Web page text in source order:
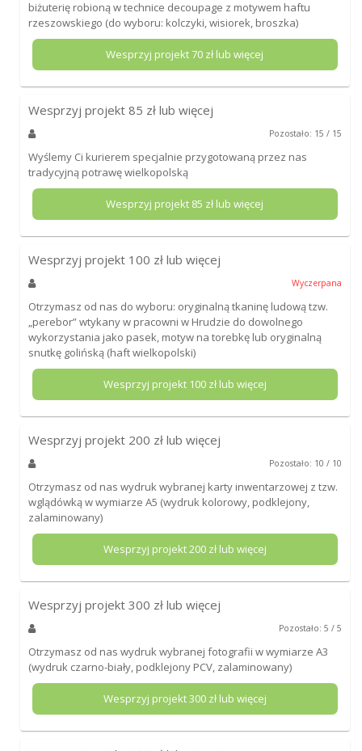
biżuterię robioną w technice decoupage z motywem haftu
rzeszowskiego (do wyboru: kolczyki, wisiorek, broszka)
Wesprzyj projekt70 zł lub więcej
Wesprzyj projekt 85 zł lub więcej
Pozostało: 15 / 15
Wyślemy Ci kurierem specjalnie przygotowaną przez nas
tradycyjną potrawę wielkopolską
Wesprzyj projekt 85 zł lub więcej
Wesprzyj projekt 100 zł lub więcej
Wyczerpana
Otrzymasz od nas do wyboru: oryginalną tkaninę ludową tzw.
„perebor” wtykany w pracowni w Hrudzie do dowolnego
wykorzystania jako pasek, motyw na torebkę lub oryginalną
snutkę golińską (haft wielkopolski)
Wesprzyj projekt 100zł lub więcej
Wesprzyj projekt 200 zł lub więcej
Pozostało: 10 / 10
Otrzymasz od nas wydruk wybranej karty inwentarzowej z tzw.
wglądówką w wymiarze A5 (wydruk kolorowy, podklejony,
zalaminowany)
Wesprzyj projekt200zł lub więcej
Wesprzyj projekt 300 zł lub więcej
Pozostało: 5 / 5
Otrzymasz od nas wydruk wybranej fotografii w wymiarze A3
(wydruk czarno-biały, podklejony PCV, zalaminowany)
Wesprzyj projekt300zł lub więcej